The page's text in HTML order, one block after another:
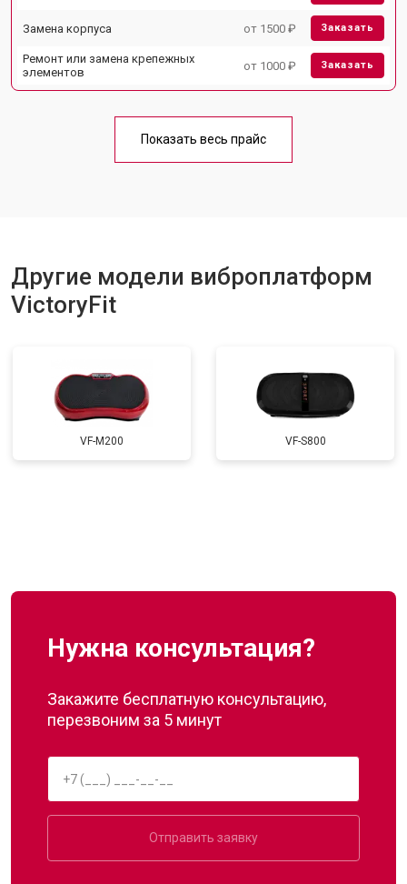
Замена корпуса от 1500 ₽ Заказать
Ремонт или замена крепежных
элементов
от 1000 ₽ Заказать
Показать весь прайс
Другие модели виброплатформ
VictoryFit
VF-M200 VF-S800
Нужна консультация?
Закажите бесплатную консультацию,
перезвоним за 5 минут
Отправить заявку